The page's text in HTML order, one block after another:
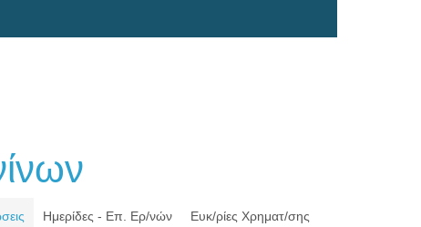
Ημερίδες - Επ. Ερ/νών Ευκ/ρίες Χρηματ/σης